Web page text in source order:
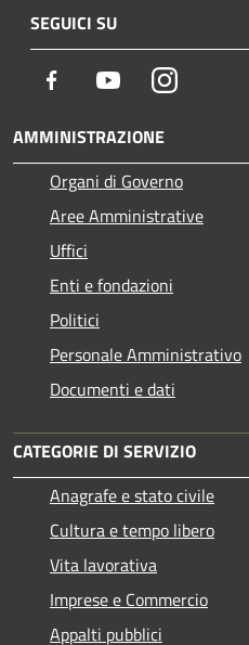
SEGUICI SU
Facebook YoutubeInstagram
AMMINISTRAZIONE
Organi di Governo
Aree Amministrative
Uffici
Enti e fondazioni
Politici
Personale Amministrativo
Documenti e dati
CATEGORIE DI SERVIZIO
Anagrafe e stato civile
Cultura e tempo libero
Vita lavorativa
Imprese e Commercio
Appalti pubblici